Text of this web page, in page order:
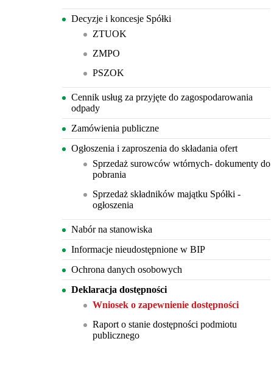
Decyzje i koncesje Spółki
ZTUOK
ZMPO
PSZOK
Cennik usług za przyjęte do zagospodarowania
odpady
Zamówienia publiczne
Ogłoszenia i zaproszenia do składania ofert
Sprzedaż surowców wtórnych- dokumenty do
pobrania
Sprzedaż składników majątku Spółki -
ogłoszenia
Nabór na stanowiska
Informacje nieudostępnione w BIP
Ochrona danych osobowych
Deklaracja dostępności
Wniosek o zapewnienie dostępności
Raport o stanie dostępności podmiotu
publicznego